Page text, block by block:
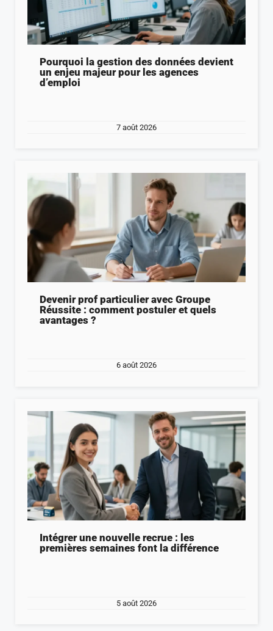
Pourquoi la gestion des données devient
un enjeu majeur pour les agences
d’emploi
7 août 2026
Devenir prof particulier avec Groupe
Réussite : comment postuler et quels
avantages ?
6 août 2026
Intégrer une nouvelle recrue : les
premières semaines font la différence
5 août 2026